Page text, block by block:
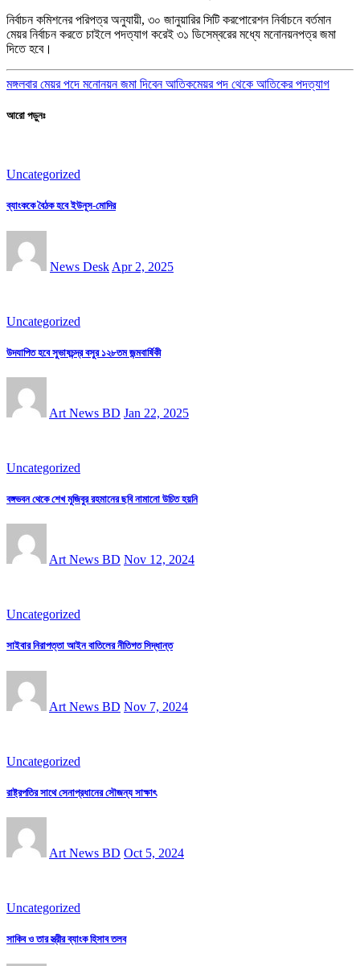
নির্বাচন কমিশনের পরিপত্র অনুযায়ী, ৩০ জানুয়ারির সিটি করপোরেশন নির্বাচনে বর্তমান
মেয়র নির্বাচন করতে চাইলে পদত্যাগ করেই ৩১ ডিসেম্বরের মধ্যে মনোনয়নপত্র জমা
দিতে হবে।
মঙ্গলবার মেয়র পদে মনোনয়ন জমা দিবেন আতিকমেয়র পদ থেকে আতিকের পদত্যাগ
আরো পড়ুনঃ
Uncategorized
ব্যাংককে বৈঠক হবে ইউনূস-মোদির
News Desk Apr 2, 2025
Uncategorized
উদযাপিত হবে সুভাষচন্দ্র বসুর ১২৮তম জন্মবার্ষিকী
Art News BD Jan 22, 2025
Uncategorized
বঙ্গভবন থেকে শেখ মুজিবুর রহমানের ছবি নামানো উচিত হয়নি
Art News BD Nov 12, 2024
Uncategorized
সাইবার নিরাপত্তা আইন বাতিলের নীতিগত সিদ্ধান্ত
Art News BD Nov 7, 2024
Uncategorized
রাষ্ট্রপতির সাথে সেনাপ্রধানের সৌজন্য সাক্ষাৎ
Art News BD Oct 5, 2024
Uncategorized
সাকিব ও তার স্ত্রীর ব্যাংক হিসাব তলব